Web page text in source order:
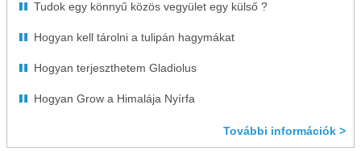
Tudok egy könnyű közös vegyület egy külső ?
Hogyan kell tárolni a tulipán hagymákat
Hogyan terjeszthetem Gladiolus
Hogyan Grow a Himalája Nyírfa
További információk >